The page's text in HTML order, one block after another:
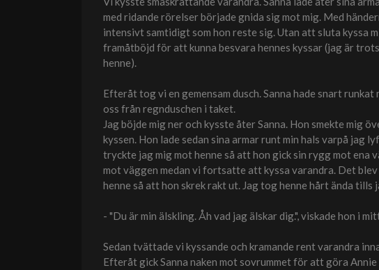
med ridande rörelser började gnida sig mot mig. Med
intensivt samtidigt som hon reste sig. Utan att sluta kyssa
framåtböjd för att kunna besvara hennes kyssar (jag är
henne).
Efteråt tog vi en gemensam dusch. Sanna hade snart
oss från regnduschen i taket.
Jag böjde mig ner och kysste åter Sanna. Hon smekte mig
kyssen. Hon lade sedan sina armar runt min hals varpå jag
tryckte jag mig mot henne så att hon gick sin rygg mot ena
mot väggen medan vi fortsatte att kyssa varandra. Det
henne så att hon skrek rakt ut. Jag tog henne hårt ända
- "Du är min älskling. Åh vad jag älskar dig.", viskade hon i
Sedan tvättade vi kyssande och kramande rent varandra
Efteråt gick Sanna naken mot sovrummet för att göra Annie